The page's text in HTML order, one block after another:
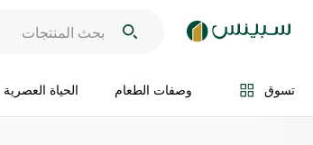
تسوق وصفات الطعام الحياة العصرية
اضف الى السلة